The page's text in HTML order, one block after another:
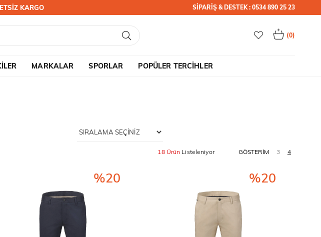
KARGO SİPARİŞ & DESTEK : 0534 890 25 23
0
MARKALAR SPORLAR POPÜLER TERCİHLER
18 Ürün
%20 %20